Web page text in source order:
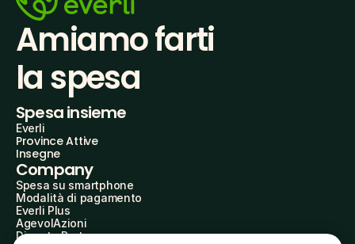
Amiamo farti
la spesa
Spesa insieme
Everli
Province Attive
Insegne
Company
Spesa su smartphone
Modalità di pagamento
Everli Plus
AgevolAzioni
Diventa Partner